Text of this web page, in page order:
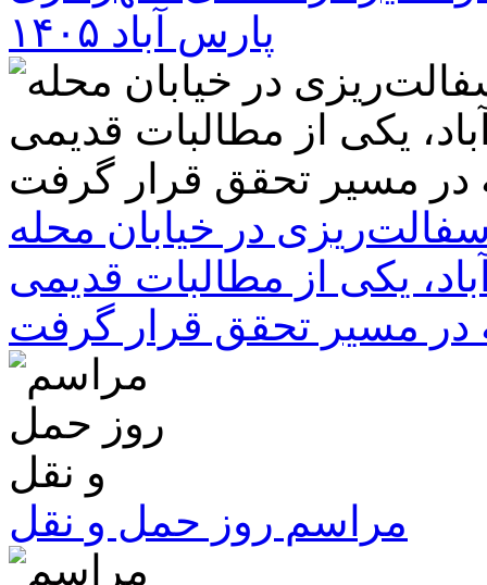
پارس آباد ۱۴۰۵
در خیابان محله
یکی از مطالبات قدیمی
در مسیر تحقق قرار گرفت
مراسم روز حمل و نقل